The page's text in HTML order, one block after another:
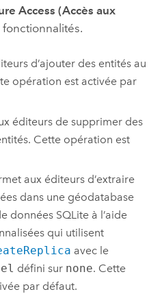
Access (Accès aux
d’ajouter des entités au
opération est activée par
éditeurs de supprimer des
Cette opération est
aux éditeurs d’extraire
dans une géodatabase
données SQLite à l’aide
qui utilisent
avec le
défini sur none. Cette
par défaut.